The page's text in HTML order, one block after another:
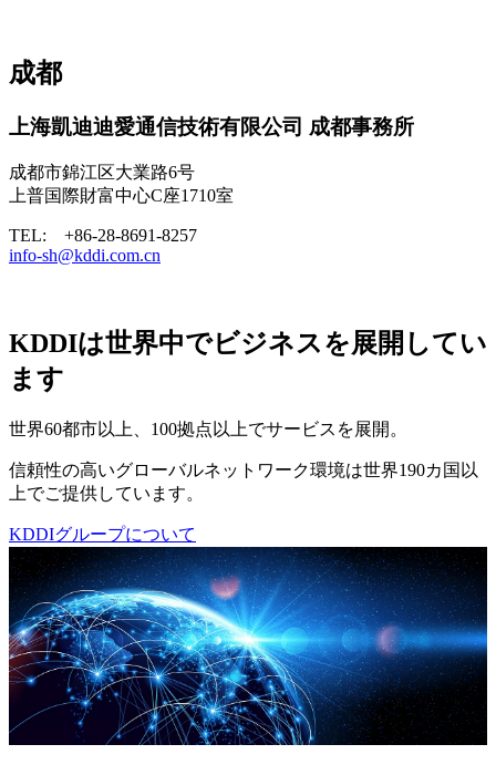
成都
上海凱迪迪愛通信技術有限公司 成都事務所
成都市錦江区大業路6号
上普国際財富中心C座1710室
TEL: +86-28-8691-8257
info-sh@kddi.com.cn
KDDIは世界中でビジネスを展開してい
ます
世界60都市以上、100拠点以上でサービスを展開。
信頼性の高いグローバルネットワーク環境は世界190カ国以
上でご提供しています。
KDDIグループについて